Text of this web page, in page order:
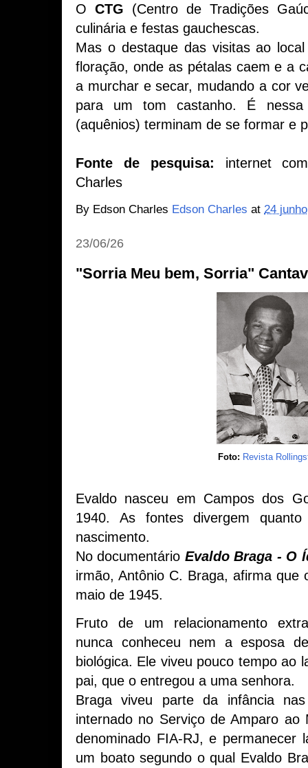
O CTG (Centro de Tradições
culinária e festas gauchescas.
Mas o destaque das visitas ao
floração, onde as pétalas caem e a
a murchar e secar, mudando a cor
para um tom castanho. É
(aquênios) terminam de se formar e
Fonte de pesquisa: internet
Charles
By Edson Charles Edson Charles at 24 junho
23/06/26
"Sorria Meu bem, Sorria"
Foto: Revista
Evaldo nasceu em Campos dos
1940. As fontes divergem
nascimento.
No documentário Evaldo Braga - O
irmão, Antônio C. Braga, afirma que
maio de 1945.
Fruto de um relacionamento
nunca conheceu nem a esposa
biológica. Ele viveu pouco tempo ao
pai, que o entregou a uma senhora.
Braga viveu parte da infância
internado no Serviço de Amparo ao
denominado FIA-RJ, e permanecer
um boato segundo o qual Evaldo